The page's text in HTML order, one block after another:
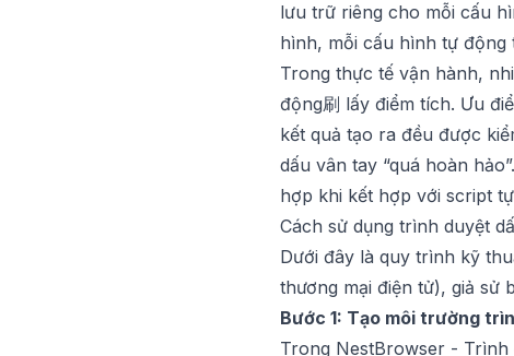
lưu trữ riêng cho mỗi cấu
hình, mỗi cấu hình tự động
Trong thực tế vận hành,
động刷 lấy điểm tích. Ưu
kết quả tạo ra đều được
dấu vân tay “quá hoàn
hợp khi kết hợp với script
Cách sử dụng trình duyệt
Dưới đây là quy trình kỹ
thương mại điện tử), giả sử
Bước 1: Tạo môi trường
Trong NestBrowser - Trình